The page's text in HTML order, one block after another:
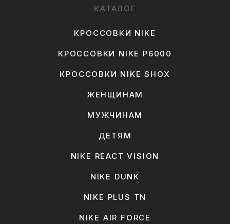
КАТАЛОГ
КРОССОВКИ NIKE
КРОССОВКИ NIKE P6000
КРОССОВКИ NIKE SHOX
ЖЕНЩИНАМ
МУЖЧИНАМ
ДЕТЯМ
NIKE REACT VISION
NIKE DUNK
NIKE PLUS TN
NIKE AIR FORCE